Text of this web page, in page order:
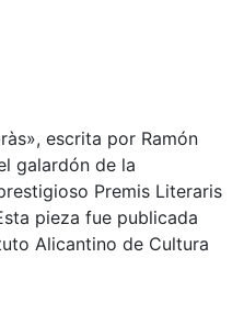
, escrita por Ramón
galardón de la
Premis Literaris
pieza fue publicada
Alicantino de Cultura